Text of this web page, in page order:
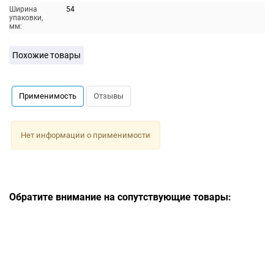
Ширина
упаковки,
мм:
54
Похожие товары
Применимость Отзывы
Нет информации о применимости
Обратите внимание на сопутствующие товары: